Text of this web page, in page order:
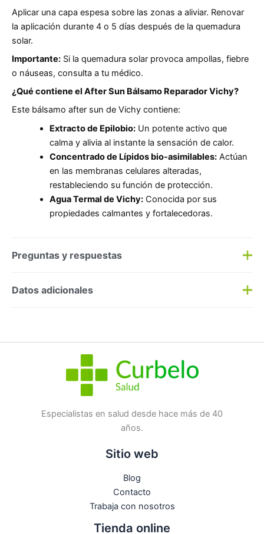
Aplicar una capa espesa sobre las zonas a aliviar. Renovar
la aplicación durante 4 o 5 días después de la quemadura
solar.
Importante: Si la quemadura solar provoca ampollas, fiebre
o náuseas, consulta a tu médico.
¿Qué contiene el After Sun Bálsamo Reparador Vichy?
Este bálsamo after sun de Vichy contiene:
Extracto de Epilobio:Un potente activo que
calma y alivia al instante la sensación de calor.
Concentrado de Lípidos bio-asimilables:Actúan
en las membranas celulares alteradas,
restableciendo su función de protección.
Agua Termal de Vichy:Conocida por sus
propiedades calmantes y fortalecedoras.
Preguntas y respuestas
Preguntas y respuestas
No hay preguntas todavía
Datos adicionales
Especialistas en salud desde hace más de 40
años.
Sitio web
Blog
Contacto
Trabaja con nosotros
Tienda online